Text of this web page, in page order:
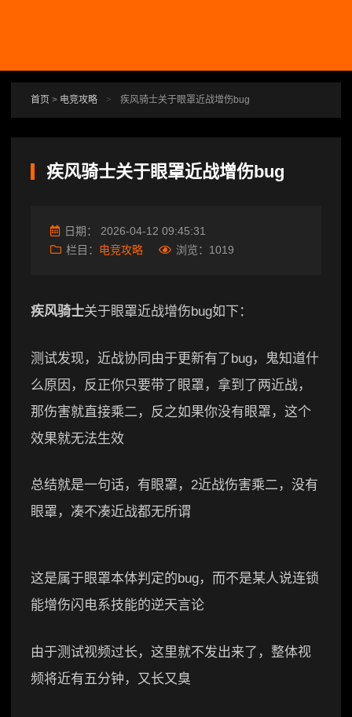
首页 > 电竞攻略 > 疾风骑士关于眼罩近战增伤bug
疾风骑士关于眼罩近战增伤bug
日期： 2026-04-12 09:45:31
栏目： 电竞攻略 浏览： 1019
疾风骑士关于眼罩近战增伤bug如下：
测试发现，近战协同由于更新有了bug，鬼知道什
么原因，反正你只要带了眼罩，拿到了两近战，
那伤害就直接乘二，反之如果你没有眼罩，这个
效果就无法生效
总结就是一句话，有眼罩，2近战伤害乘二，没有
眼罩，凑不凑近战都无所谓
这是属于眼罩本体判定的bug，而不是某人说连锁
能增伤闪电系技能的逆天言论
由于测试视频过长，这里就不发出来了，整体视
频将近有五分钟，又长又臭